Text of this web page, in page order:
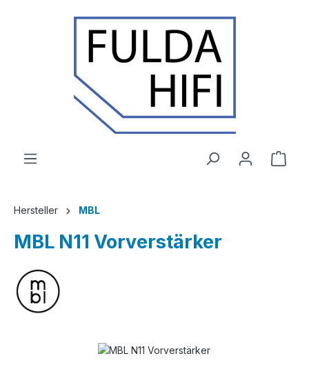
Zum Hauptinhalt springen
Hersteller MBL
MBL N11 Vorverstärker
Bildergalerie überspringen